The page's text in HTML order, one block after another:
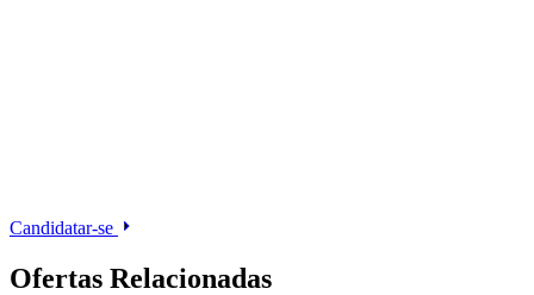
Candidatar-se
Ofertas Relacionadas